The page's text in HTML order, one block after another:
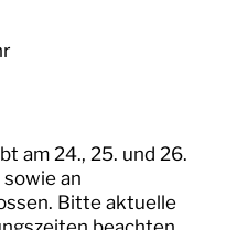
am 24., 25. und 26.
sowie an
Bitte aktuelle